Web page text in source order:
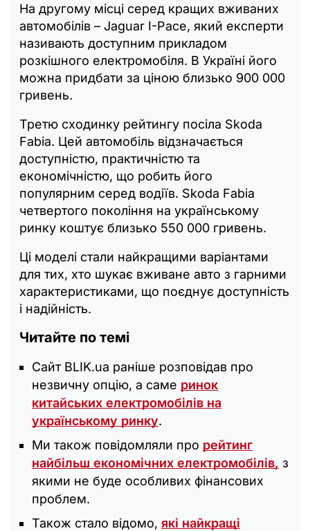
На другому місці серед кращих вживаних
автомобілів – Jaguar I-Pace, який експерти
називають доступним прикладом
розкішного електромобіля. В Україні його
можна придбати за ціною близько 900 000
гривень.
Третю сходинку рейтингу посіла Skoda
Fabia. Цей автомобіль відзначається
доступністю, практичністю та
економічністю, що робить його
популярним серед водіїв. Skoda Fabia
четвертого покоління на українському
ринку коштує близько 550 000 гривень.
Ці моделі стали найкращими варіантами
для тих, хто шукає вживане авто з гарними
характеристиками, що поєднує доступність
і надійність.
Читайте по темі
Сайт BLIK.ua раніше розповідав про
незвичну опцію, а саме ринок
китайських електромобілів на
українському ринку.
Ми також повідомляли про рейтинг
найбільш економічних електромобілів, з
якими не буде особливих фінансових
проблем.
Також стало відомо, які найкращі